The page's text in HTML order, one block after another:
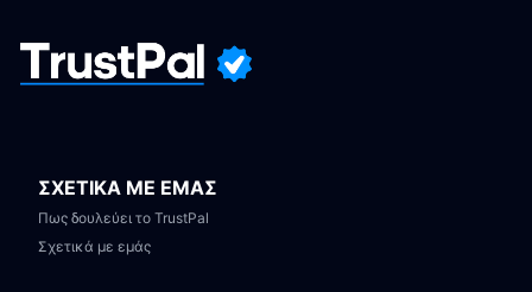
ΣΧΕΤΙΚΑ ΜΕ ΕΜΑΣ
Πως δουλεύει το TrustPal
Σχετικά με εμάς